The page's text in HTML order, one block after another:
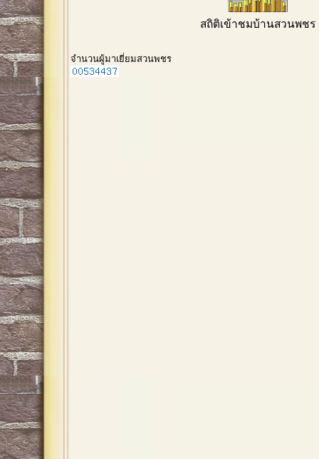
สถิติเข้าชมบ้านสวนพชร
จำนวนผู้มาเยี่ยมสวนพชร